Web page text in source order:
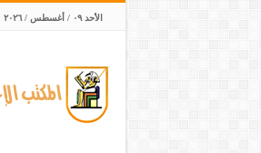
الأحد ٠٩ / أغسطس / ٢٠٢٦